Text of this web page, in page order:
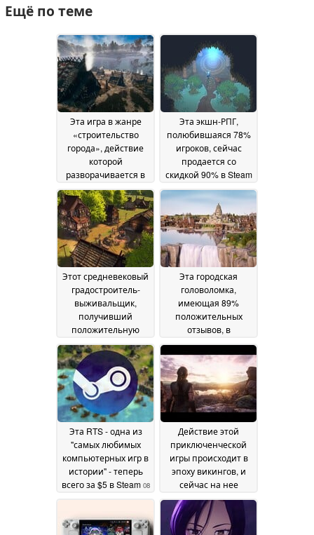
Ещё по теме
Эта игра в жанре
«строительство
города», действие
которой
разворачивается в
эпоху викингов и
которую любят 69 %
игроков, продается в
Steam со скидкой 70
%13 June 2026
Эта экшн-РПГ,
полюбившаяся 78%
игроков, сейчас
продается со
скидкой 90% в Steam
11 June 2026
Этот средневековый
градостроитель-
выживальщик,
получивший
положительную
оценку 72% игроков,
продается в Steam со
скидкой 80%10 June
2026
Эта городская
головоломка,
имеющая 89%
положительных
отзывов, в
настоящее время
продается со
скидкой 50% в Steam
09 June 2026
Эта RTS - одна из
"самых любимых
компьютерных игр в
истории" - теперь
всего за $5 в Steam 08
June 2026
Действие этой
приключенческой
игры происходит в
эпоху викингов, и
сейчас на нее
действует 75%
скидка в Steam
2026